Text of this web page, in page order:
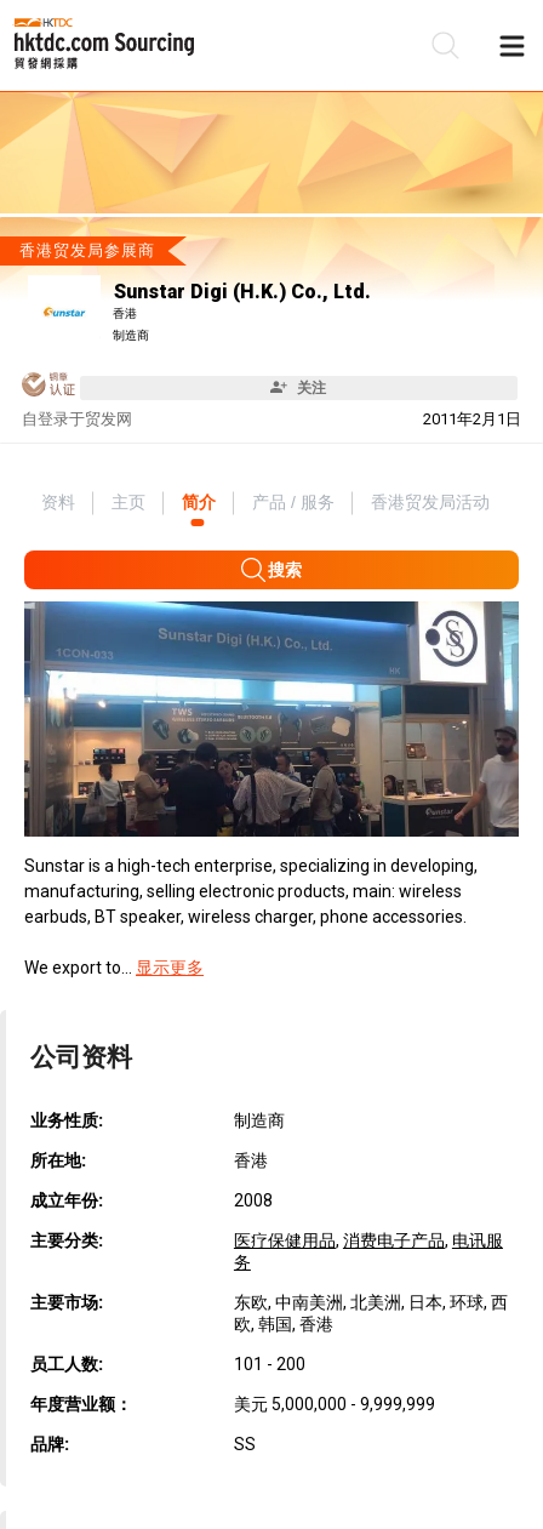
香港贸发局参展商
Sunstar Digi (H.K.) Co., Ltd.
香港
制造商
关注
自 2011年2月1日
登录于贸发网
资料 主页 简介 产品 / 服务 香港贸发局活动
搜索
Sunstar is a high-tech enterprise, specializing in developing,
manufacturing, selling electronic products, main: wireless
earbuds, BT speaker, wireless charger, phone accessories.
We export to... 显示更多
公司资料
业务性质: 制造商
所在地: 香港
成立年份: 2008
主要分类: 医疗保健用品, 消费电子产品, 电讯服
务
主要市场:
东欧, 中南美洲, 北美洲, 日本, 环球, 西
欧, 韩国, 香港
员工人数: 101 - 200
年度营业额： 美元 5,000,000 - 9,999,999
品牌: SS